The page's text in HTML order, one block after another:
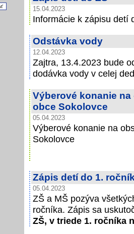
15.04.2023
Informácie k zápisu detí
Odstávka vody
12.04.2023
Zajtra, 13.4.2023 bude
dodávka vody v celej
Výberové konanie
obce Sokolovce
05.04.2023
Výberové konanie na
Sokolovce
Zápis detí do 1.
05.04.2023
ZŠ a MŠ pozýva
ročníka. Zápis sa
ZŠ, v triede 1. ročníka